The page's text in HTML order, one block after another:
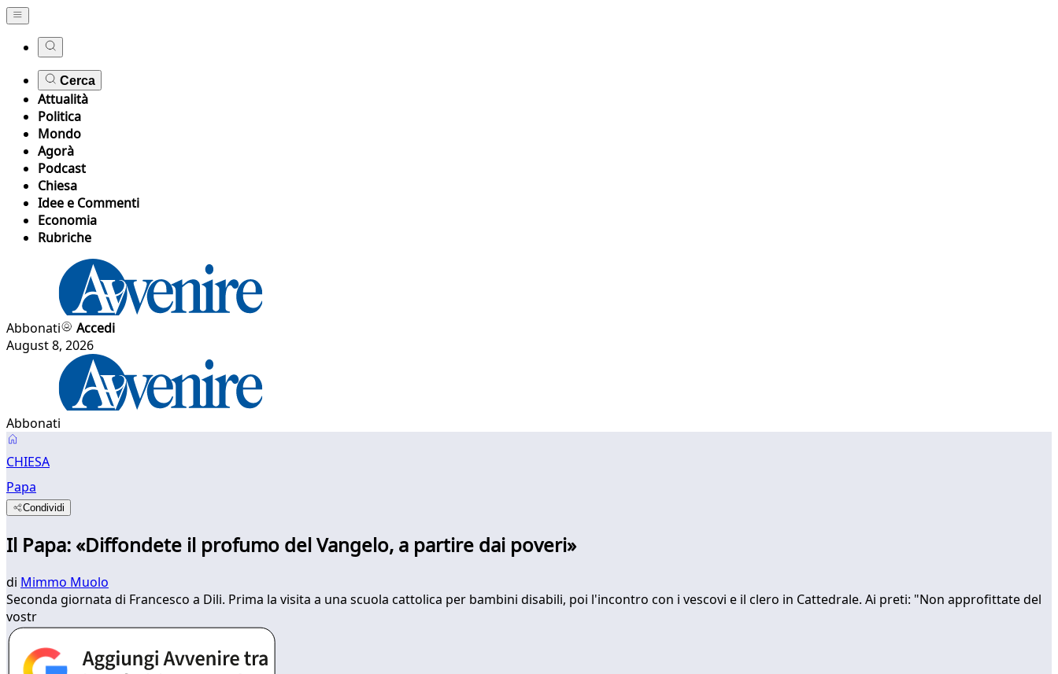
Cerca
Attualità
Politica
Mondo
Agorà
Podcast
Chiesa
Idee e Commenti
Economia
Rubriche
Abbonati
Accedi
August 8, 2026
Abbonati
CHIESA
Papa
Condividi
Il Papa: «Diffondete il profumo del Vangelo, a partire dai poveri»
di Mimmo Muolo
Seconda giornata di Francesco a Dili. Prima la visita a una scuola cattolica per bambini disabili, poi l'incontro con i vescovi e il clero in Cattedrale. Ai preti: "Non approfittate del
vostr